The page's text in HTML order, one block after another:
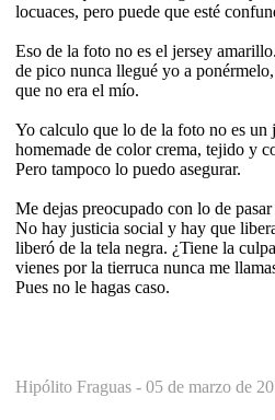
locuaces, pero puede que esté
Eso de la foto no es el jersey
de pico nunca llegué yo a
que no era el mío.
Yo calculo que lo de la foto no es un
homemade de color crema, tejido y
Pero tampoco lo puedo asegurar.
Me dejas preocupado con lo de
No hay justicia social y hay que
liberó de la tela negra. ¿Tiene la
vienes por la tierruca nunca me
Pues no le hagas caso.
Hipólito Fraguas - 05 de marzo de